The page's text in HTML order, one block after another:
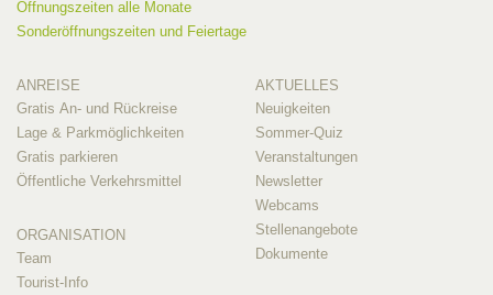
Öffnungszeiten alle Monate
Sonderöffnungszeiten und Feiertage
ANREISE
Gratis An- und Rückreise
Lage & Parkmöglichkeiten
Gratis parkieren
Öffentliche Verkehrsmittel
ORGANISATION
Team
Tourist-Info
AKTUELLES
Neuigkeiten
Sommer-Quiz
Veranstaltungen
Newsletter
Webcams
Stellenangebote
Dokumente